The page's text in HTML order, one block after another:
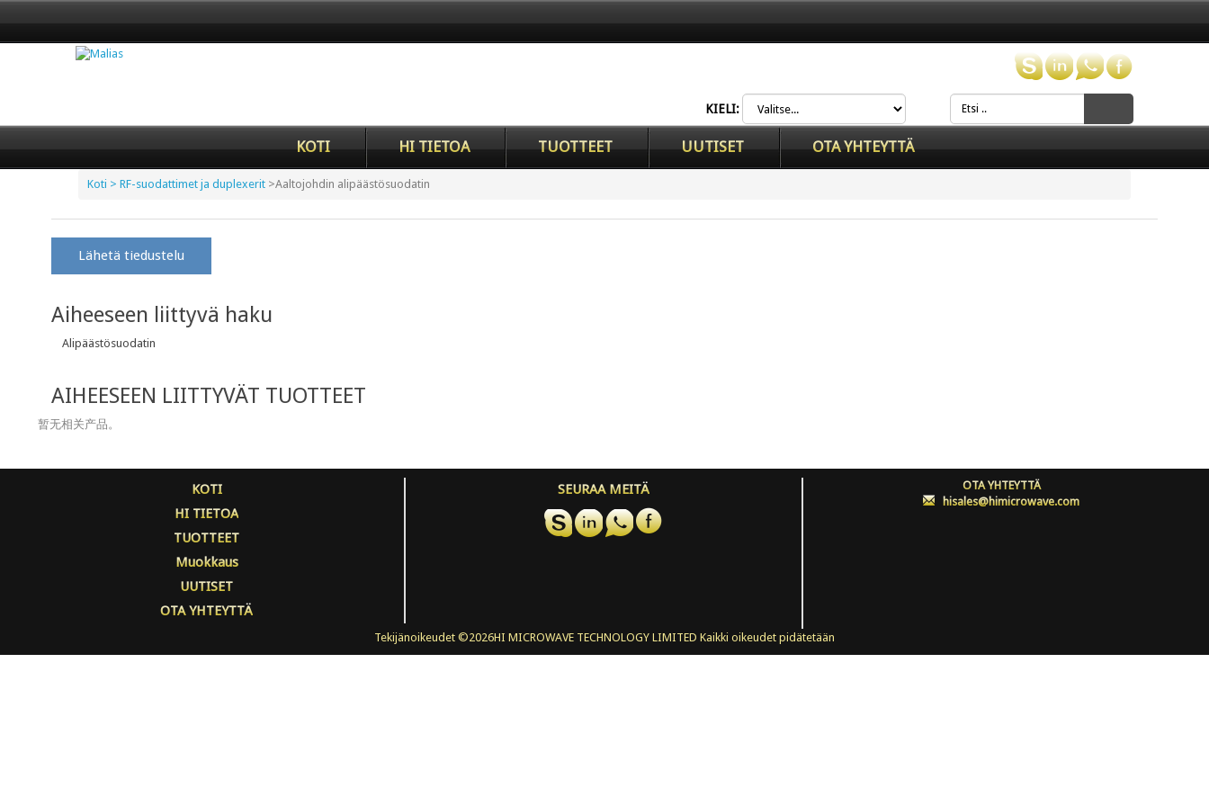
KIELI:
KOTI HI TIETOA TUOTTEET UUTISET OTA YHTEYTTÄ
Koti > RF-suodattimet ja duplexerit >Aaltojohdin alipäästösuodatin
Lähetä tiedustelu
Aiheeseen liittyvä haku
Alipäästösuodatin
AIHEESEEN LIITTYVÄT TUOTTEET
暂无相关产品。
KOTI
HI TIETOA
TUOTTEET
Muokkaus
UUTISET
OTA YHTEYTTÄ
SEURAA MEITÄ
OTA YHTEYTTÄ
:hisales@himicrowave.com
Tekijänoikeudet ©2026HI MICROWAVE TECHNOLOGY LIMITED Kaikki oikeudet pidätetään